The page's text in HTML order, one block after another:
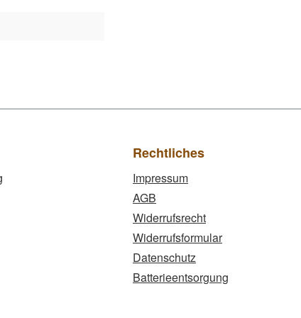
Rechtliches
Impressum
AGB
Widerrufsrecht
Widerrufsformular
Datenschutz
Batterieentsorgung